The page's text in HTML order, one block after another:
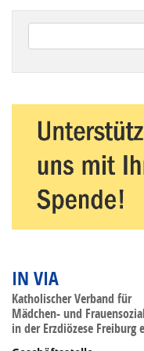
Wenn die Ergebnisse
IN VIA
Katholischer Verband für
Mädchen- und
in der Erzdiözese Freiburg